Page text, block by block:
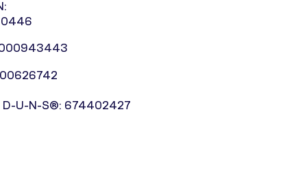
D-U-N-S®: 674402427